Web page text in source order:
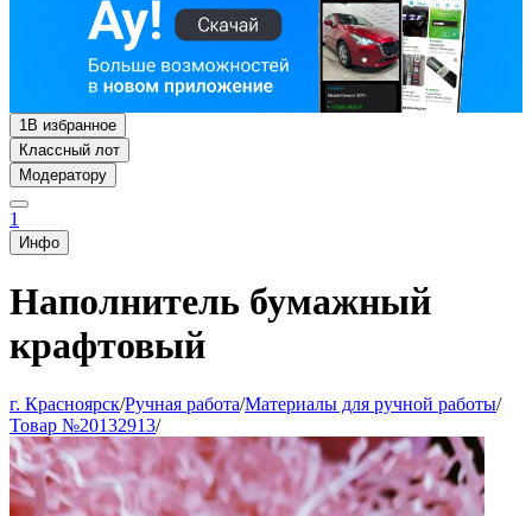
1В избранное
Классный лот
Модератору
1
Инфо
Наполнитель бумажный
крафтовый
г. Красноярск/Ручная работа/Материалы для ручной работы/
Товар №20132913/